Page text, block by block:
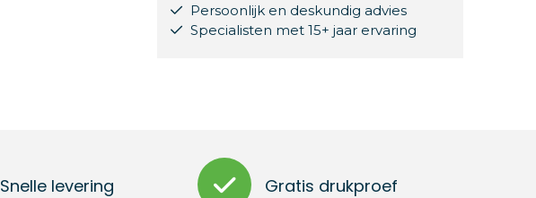
Persoonlijk en deskundig advies
Specialisten met 15+ jaar ervaring
Snelle levering Gratis drukproef